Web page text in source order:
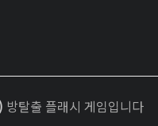
방탈출 플래시 게임입니다